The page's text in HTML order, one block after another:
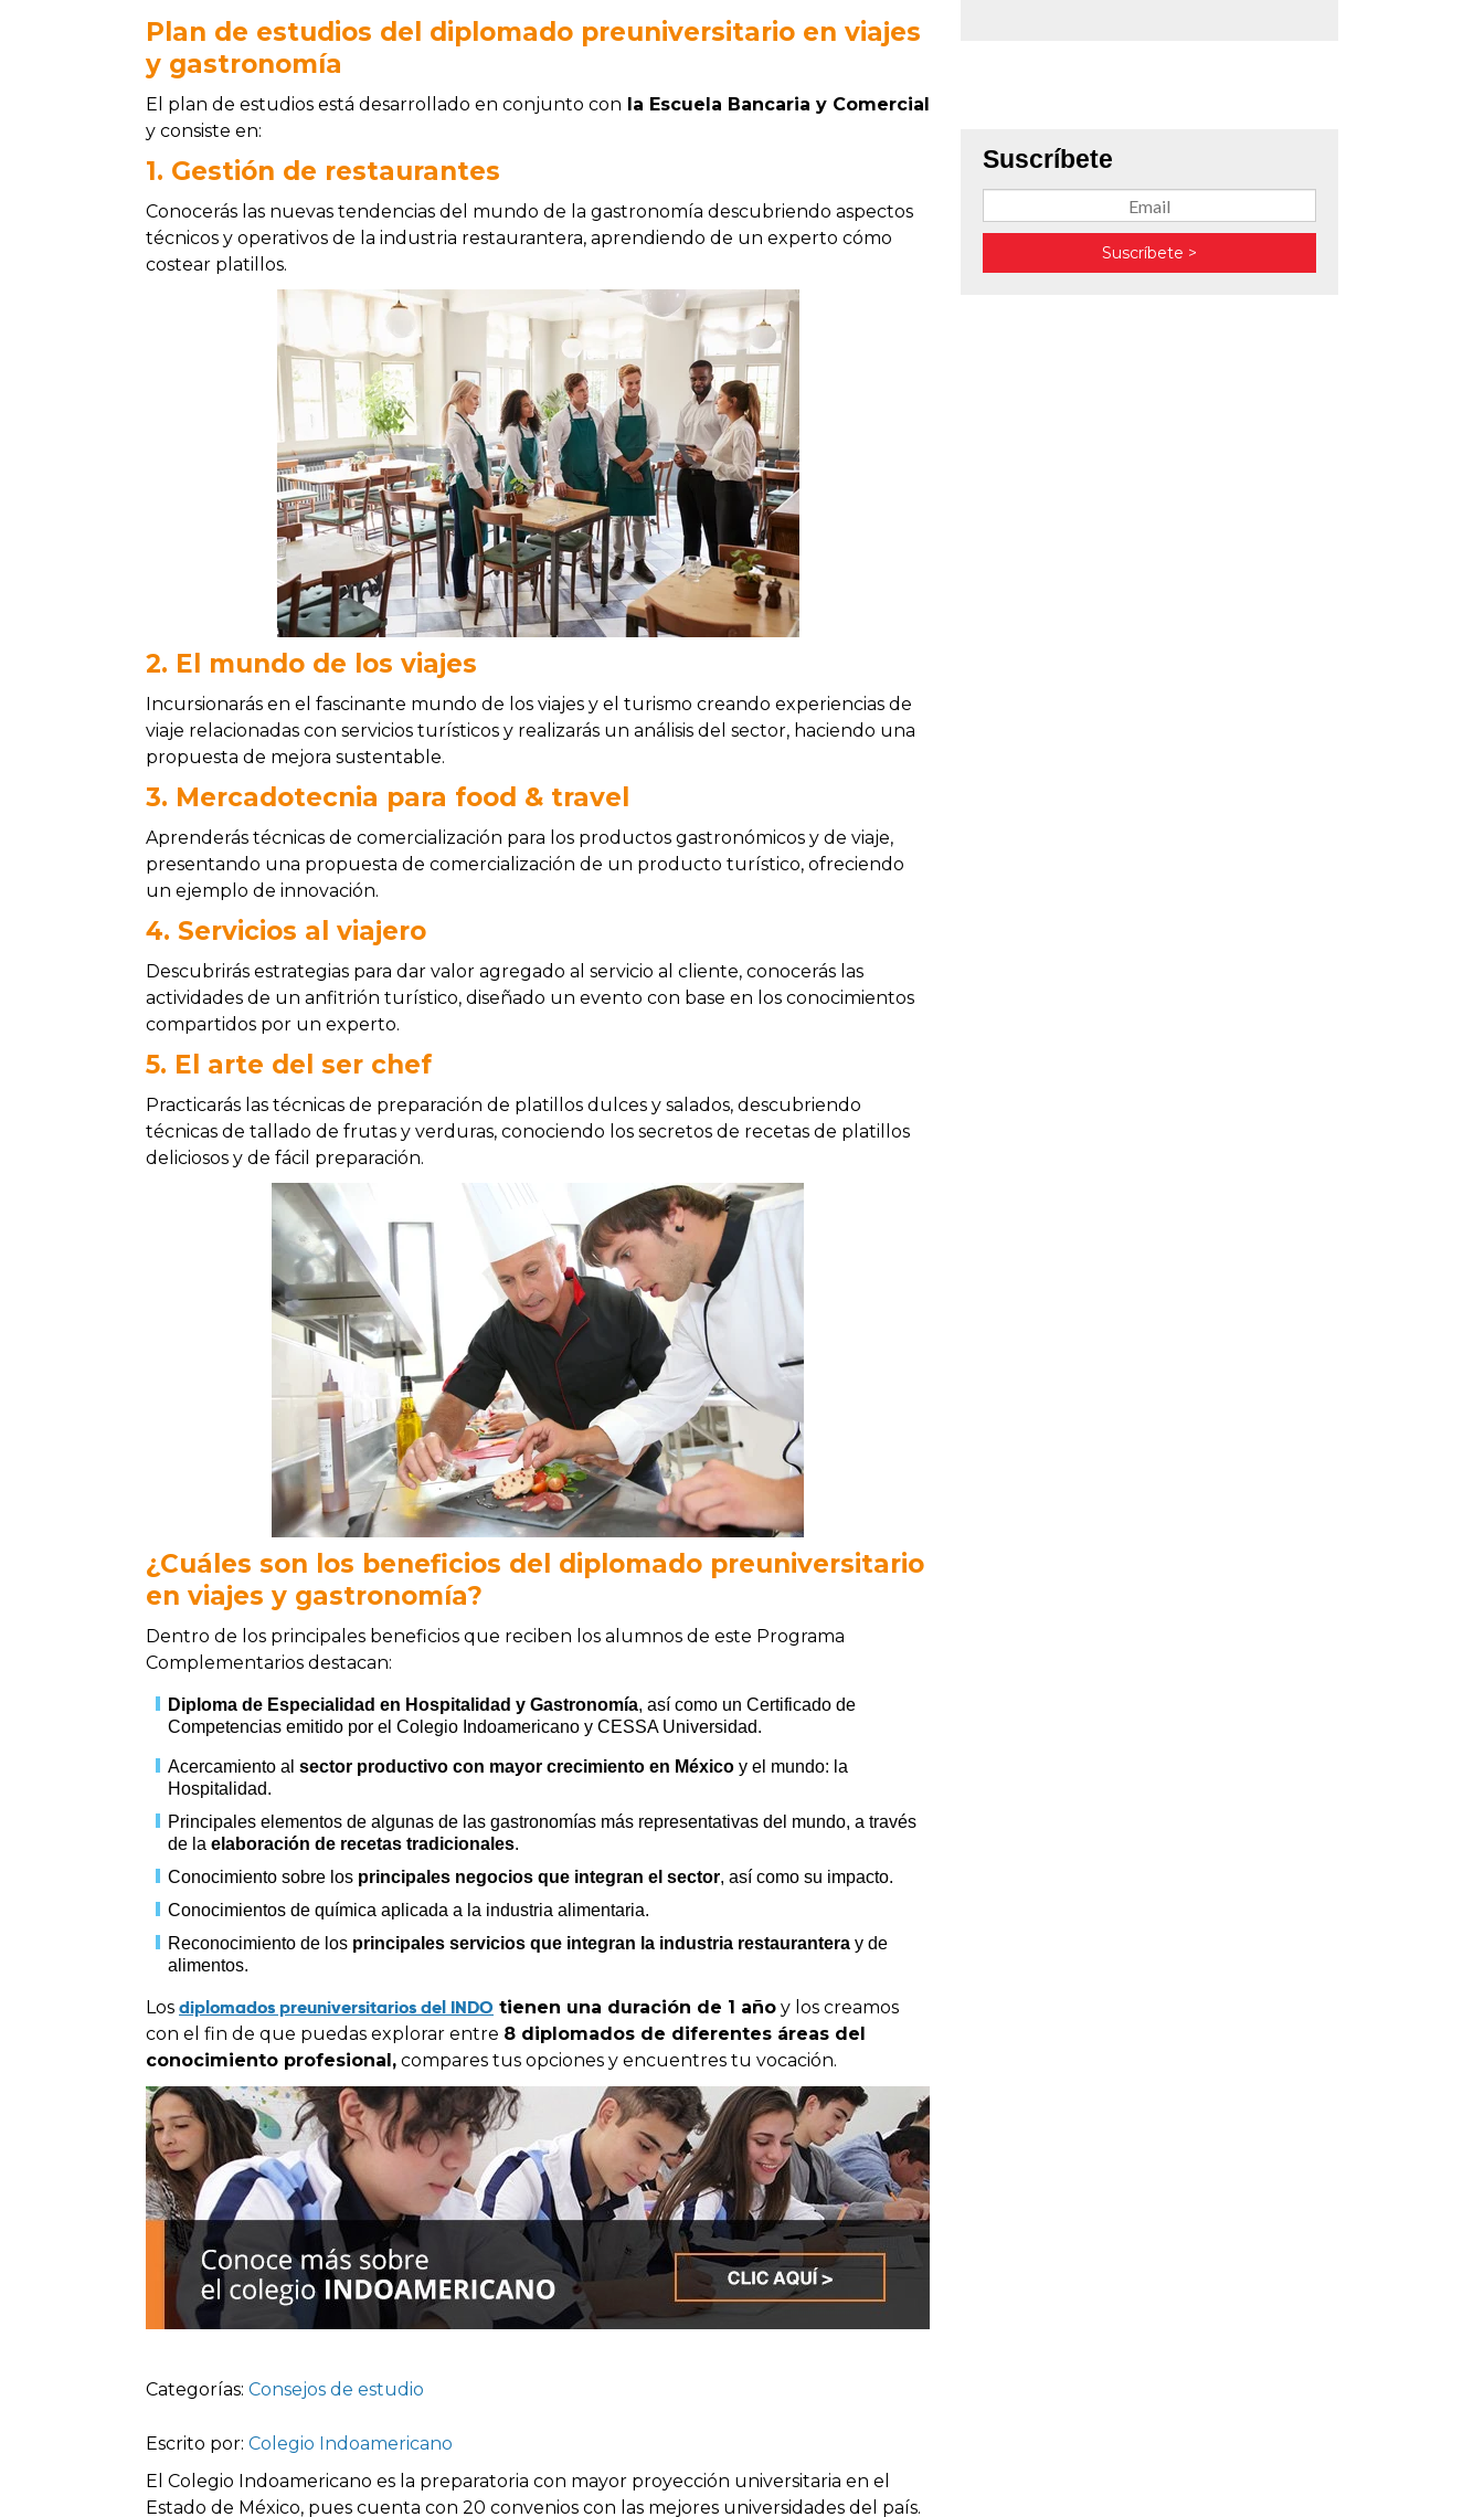
Plan de estudios del diplomado preuniversitario en viajes
y gastronomía
El plan de estudios está desarrollado en conjunto con la Escuela Bancaria y Comercial
y consiste en:
1. Gestión de restaurantes
Conocerás las nuevas tendencias del mundo de la gastronomía descubriendo aspectos
técnicos y operativos de la industria restaurantera, aprendiendo de un experto cómo
costear platillos.
2. El mundo de los viajes
Incursionarás en el fascinante mundo de los viajes y el turismo creando experiencias de
viaje relacionadas con servicios turísticos y realizarás un análisis del sector, haciendo una
propuesta de mejora sustentable.
3. Mercadotecnia para food & travel
Aprenderás técnicas de comercialización para los productos gastronómicos y de viaje,
presentando una propuesta de comercialización de un producto turístico, ofreciendo
un ejemplo de innovación.
4. Servicios al viajero
Descubrirás estrategias para dar valor agregado al servicio al cliente, conocerás las
actividades de un anfitrión turístico, diseñado un evento con base en los conocimientos
compartidos por un experto.
5. El arte del ser chef
Practicarás las técnicas de preparación de platillos dulces y salados, descubriendo
técnicas de tallado de frutas y verduras, conociendo los secretos de recetas de platillos
deliciosos y de fácil preparación.
¿Cuáles son los beneficios del diplomado preuniversitario
en viajes y gastronomía?
Dentro de los principales beneficios que reciben los alumnos de este Programa
Complementarios destacan:
Diploma de Especialidad en Hospitalidad y Gastronomía, así como un Certificado de
Competencias emitido por el Colegio Indoamericano y CESSA Universidad.
Acercamiento al sector productivo con mayor crecimiento en México y el mundo: la
Hospitalidad.
Principales elementos de algunas de las gastronomías más representativas del mundo, a través
de la elaboración de recetas tradicionales.
Conocimiento sobre los principales negocios que integran el sector, así como su impacto.
Conocimientos de química aplicada a la industria alimentaria.
Reconocimiento de los principales servicios que integran la industria restaurantera y de
alimentos.
Los diplomados preuniversitarios del INDO tienen una duración de 1 año y los creamos
con el fin de que puedas explorar entre 8 diplomados de diferentes áreas del
conocimiento profesional, compares tus opciones y encuentres tu vocación.
Categorías: Consejos de estudio
Escrito por: Colegio Indoamericano
El Colegio Indoamericano es la preparatoria con mayor proyección universitaria en el
Estado de México, pues cuenta con 20 convenios con las mejores universidades del país.
Suscríbete